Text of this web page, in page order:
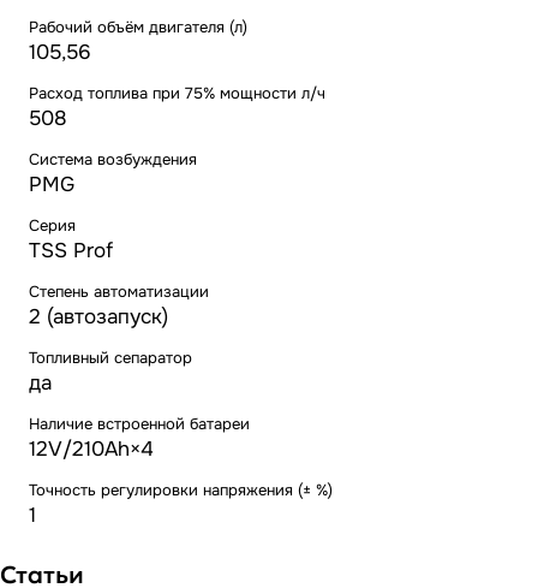
Рабочий объём двигателя (л)
105,56
Расход топлива при 75% мощности л/ч
508
Система возбуждения
PMG
Серия
TSS Prof
Степень автоматизации
2 (автозапуск)
Топливный сепаратор
да
Наличие встроенной батареи
12V/210Ah×4
Точность регулировки напряжения (± %)
1
Статьи